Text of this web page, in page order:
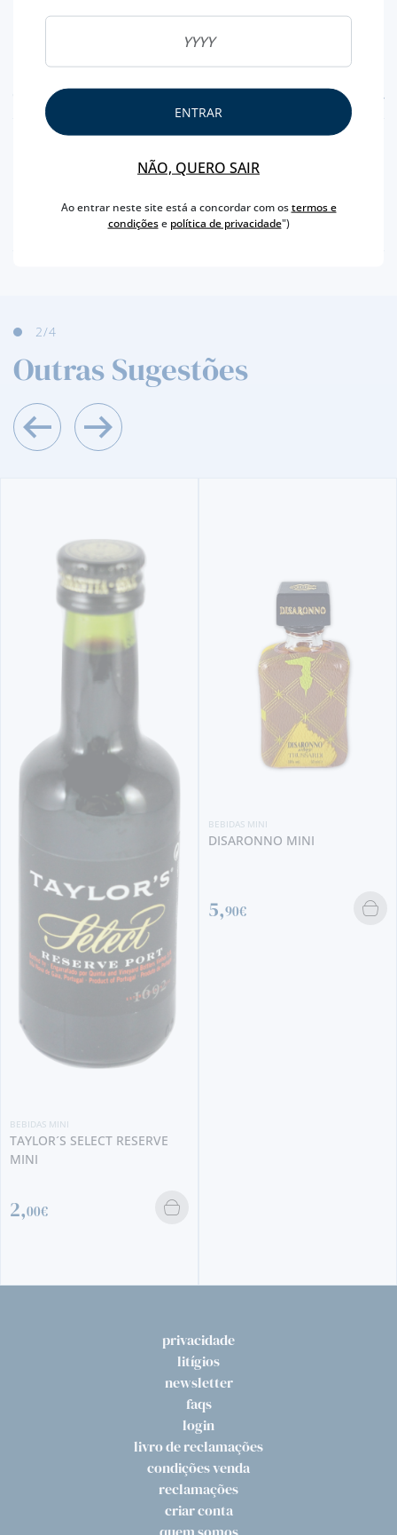
CARACTERÍSTICAS
TEOR ALCOÓLICO 40 %
2/4
Outras Sugestões
90€
privacidade
litígios
newsletter
faqs
login
livro de reclamações
condições venda
reclamações
criar conta
ENTRAR
NÃO, QUERO SAIR
Ao entrar neste site está a concordar com ostermos e
condiçõese política de privacidade")